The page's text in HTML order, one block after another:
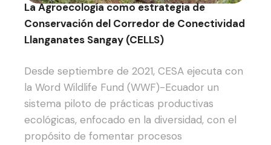
La Agroecología como estrategia de
Conservación del Corredor de Conectividad
Llanganates Sangay (CELLS)
Desde septiembre de 2021, CESA ejecuta con
la Word Wildlife Fund (WWF)-Ecuador un
sistema piloto de prácticas productivas
ecológicas, enfocado en la diversidad, con el
propósito de fomentar procesos